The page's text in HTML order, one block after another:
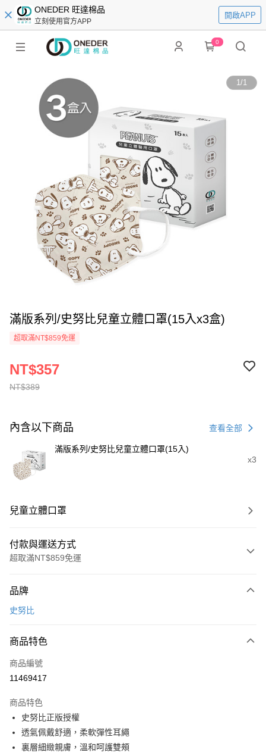
ONEDER 旺達棉品
立刻使用官方APP
開啟APP
0
1/1
滿版系列/史努比兒童立體口罩(15入x3盒)
超取滿NT$859免運
NT$389
NT$357
內含以下商品 查看全部
滿版系列/史努比兒童立體口罩(15入)
x3
兒童立體口罩
付款與運送方式
超取滿NT$859免運
信用卡一次付款
LINE Pay
Apple Pay
全盈+PAY
ATM付款
品牌
史努比
商品特色
商品編號
11469417
商品特色
史努比正版授權
透氣佩戴舒適，柔軟彈性耳繩
裏層細緻親膚，溫和呵護雙頰